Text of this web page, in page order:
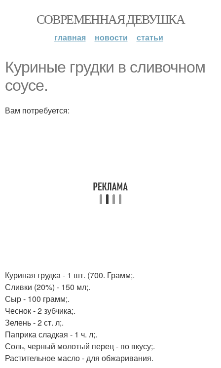
СОВРЕМЕННАЯ ДЕВУШКА
главная новости статьи
Куриные грудки в сливочном
соусе.
Вам потребуется:
Куриная грудка - 1 шт. (700. Грамм;.
Сливки (20%) - 150 мл;.
Сыр - 100 грамм;.
Чеснок - 2 зубчика;.
Зелень - 2 ст. л;.
Паприка сладкая - 1 ч. л;.
Соль, черный молотый перец - по вкусу;.
Растительное масло - для обжаривания.